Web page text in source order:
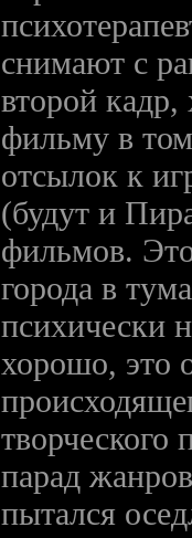
снимают с
второй
фильму в
отсылок к
(будут и
фильмов.
города в
психически
хорошо, это
парад
пытался